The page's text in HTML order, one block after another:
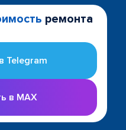
ремонта
Telegram
в MAX